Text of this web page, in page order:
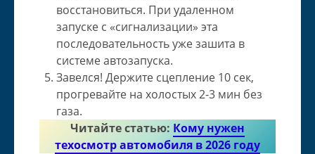
восстановиться. При удаленном
запуске с «сигнализации» эта
последовательность уже зашита в
системе автозапуска.
Завелся! Держите сцепление 10 сек,
прогревайте на холостых 2-3 мин без
газа.
Читайте статью: Кому нужен
техосмотр автомобиля в 2026 году